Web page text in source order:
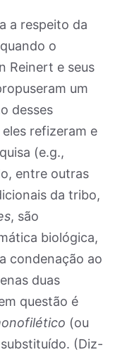
a respeito da
o
Reinert e seus
um
desses
refizeram e
(e.g.,
entre outras
da tribo,
, são
biológica,
condenação ao
duas
questão é
(ou
(Diz-